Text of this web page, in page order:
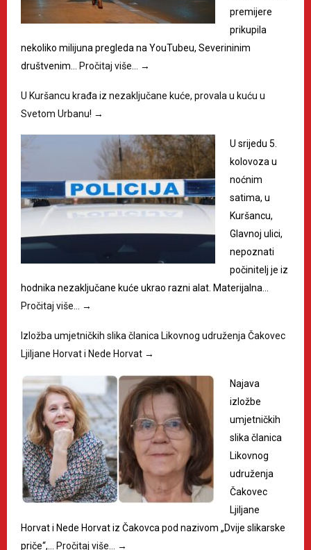
premijere
prikupila
nekoliko milijuna pregleda na YouTubeu, Severininim
društvenim… Pročitaj više… →
U Kuršancu krađa iz nezaključane kuće, provala u kuću u
Svetom Urbanu! →
U srijedu 5.
kolovoza u
noćnim
satima, u
Kuršancu,
Glavnoj ulici,
nepoznati
počinitelj je iz
hodnika nezaključane kuće ukrao razni alat. Materijalna…
Pročitaj više…
→
Izložba umjetničkih slika članica Likovnog udruženja Čakovec
Ljiljane Horvat i Nede Horvat →
Najava
izložbe
umjetničkih
slika članica
Likovnog
udruženja
Čakovec
Ljiljane
Horvat i Nede Horvat iz Čakovca pod nazivom „Dvije slikarske
priče“,… Pročitaj više… →